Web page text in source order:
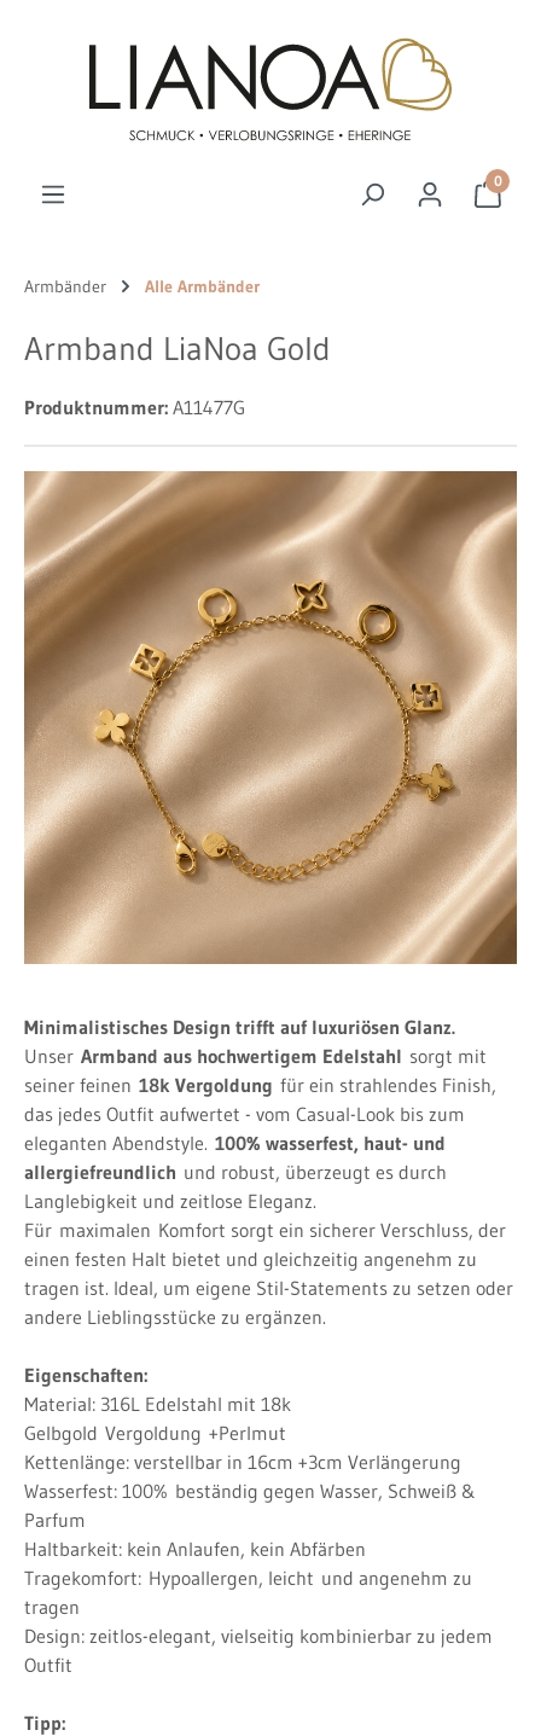
0
Armbänder Alle Armbänder
Armband LiaNoa Gold
Produktnummer: A11477G
Minimalistisches Design trifft auf luxuriösen Glanz.
Unser Armband aus hochwertigem Edelstahl sorgt mit
seiner feinen 18k Vergoldung für ein strahlendes Finish,
das jedes Outfit aufwertet - vom Casual-Look bis zum
eleganten Abendstyle. 100% wasserfest, haut- und
allergiefreundlich und robust, überzeugt es durch
Langlebigkeit und zeitlose Eleganz.
Für maximalen Komfort sorgt ein sicherer Verschluss, der
einen festen Halt bietet und gleichzeitig angenehm zu
tragen ist. Ideal, um eigene Stil-Statements zu setzen oder
andere Lieblingsstücke zu ergänzen.
Eigenschaften:
Material: 316L Edelstahl mit 18k
Gelbgold Vergoldung +Perlmut
Kettenlänge: verstellbar in 16cm +3cm Verlängerung
Wasserfest: 100% beständig gegen Wasser, Schweiß &
Parfum
Haltbarkeit: kein Anlaufen, kein Abfärben
Tragekomfort: Hypoallergen, leicht und angenehm zu
tragen
Design: zeitlos-elegant, vielseitig kombinierbar zu jedem
Outfit
Tipp: